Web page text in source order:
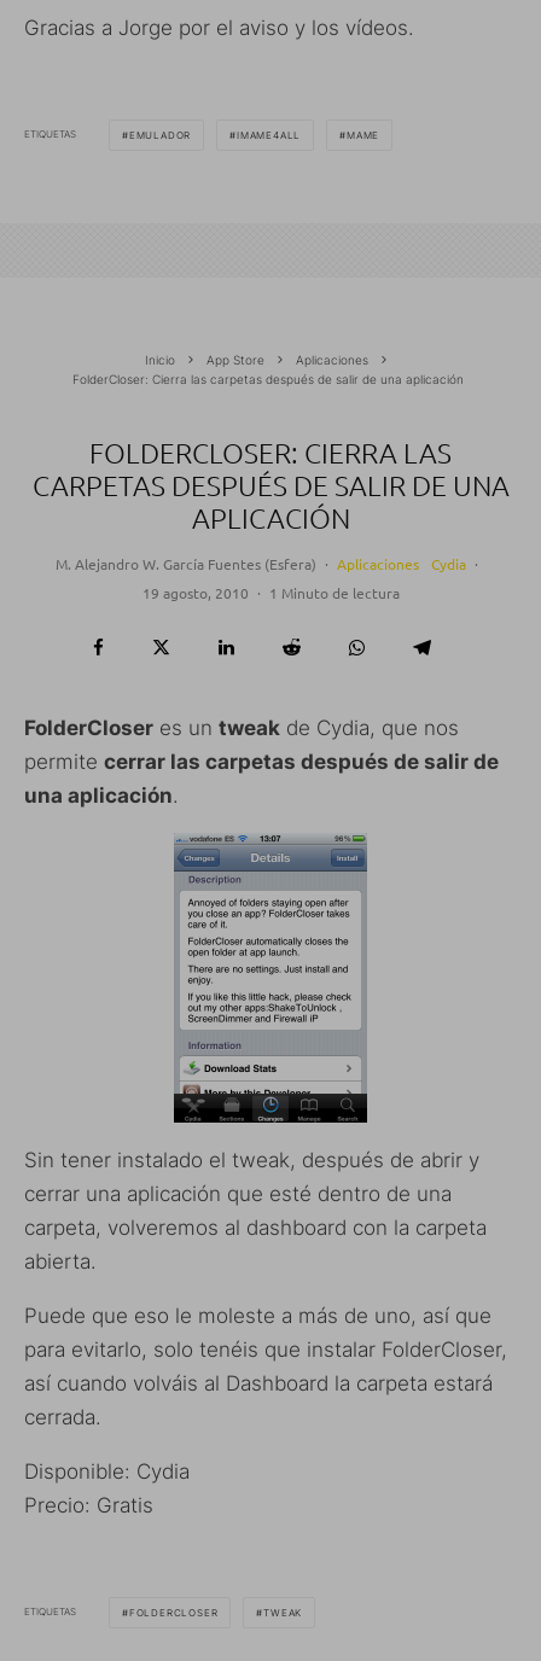
Gracias a Jorge por el aviso y los vídeos.
ETIQUETAS EMULADOR IMAME4ALL MAME
Inicio App Store
Aplicaciones
FolderCloser: Cierra las carpetas después de salir de una aplicación
FOLDERCLOSER: CIERRA LAS
CARPETAS DESPUÉS DE SALIR DE UNA
APLICACIÓN
M. Alejandro W. García Fuentes (Esfera) · Aplicaciones Cydia ·
19 agosto, 2010 · 1 Minuto de lectura
FolderCloser es un tweak de Cydia, que nos
permite cerrar las carpetas después de salir de
una aplicación.
Sin tener instalado el tweak, después de abrir y
cerrar una aplicación que esté dentro de una
carpeta, volveremos al dashboard con la carpeta
abierta.
Puede que eso le moleste a más de uno, así que
para evitarlo, solo tenéis que instalar FolderCloser,
así cuando volváis al Dashboard la carpeta estará
cerrada.
Disponible: Cydia
Precio: Gratis
ETIQUETAS FOLDERCLOSER TWEAK